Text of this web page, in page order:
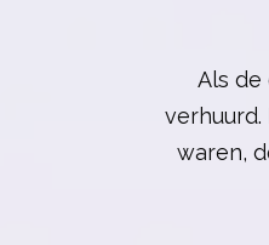
Als de
waren,